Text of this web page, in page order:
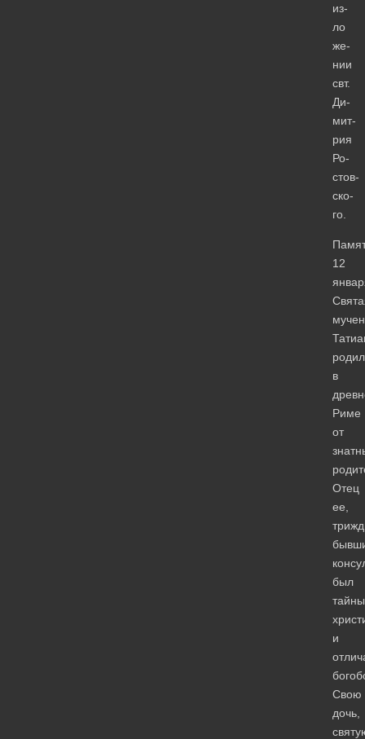
из­
ло­
же­
нии
свт.
Ди­
мит­
рия
Ро­
стов­
ско­
го.
12
в
Риме
от
Отец
ее,
был
и
Свою
дочь,